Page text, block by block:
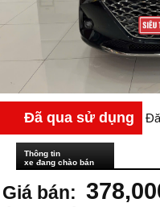
Đã qua sử dụng
Thông tin
xe đang chào bán
Giá bán: